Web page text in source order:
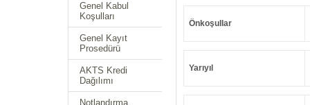
Genel Kabul
Koşulları
Genel Kayıt
Prosedürü
AKTS Kredi
Dağılımı
Notlandırma
Önkoşullar
Yarıyıl